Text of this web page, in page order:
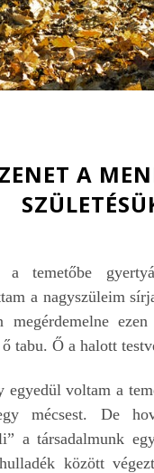
A
a temetőbe
a nagyszüleim
megérdemelne
tabu. Ő a halott
egyedül voltam a
mécsest. De
a társadalmunk
között